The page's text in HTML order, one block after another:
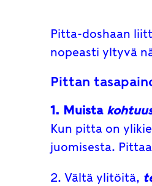
Pitta-doshaan
nopeasti yltyvä
Pittan
1. Muista
Kun pitta on
juomisesta.
2. Vältä ylitöitä,